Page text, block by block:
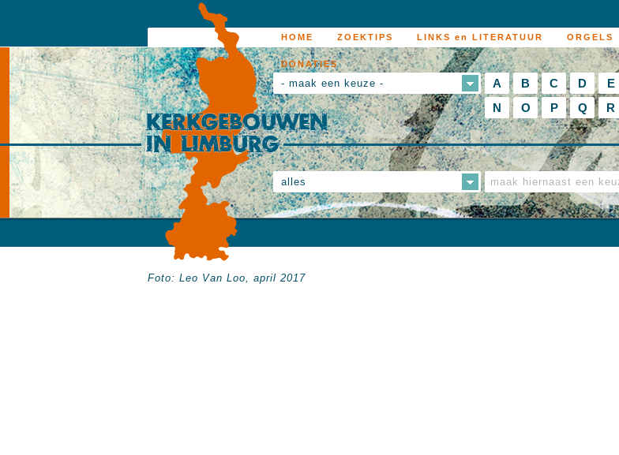
HOME ZOEKTIPS LINKS en LITERATUUR ORGELS
DONATIES
- maak een keuze - A B C D E
N
O P Q R
alles
Foto: Leo Van Loo, april 2017